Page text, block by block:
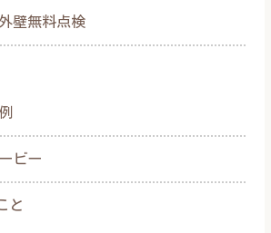
壁無料点検
ビー
と